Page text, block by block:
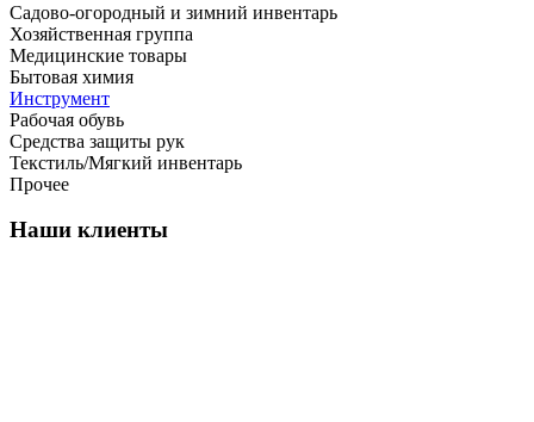
Садово-огородный и зимний инвентарь
Хозяйственная группа
Медицинские товары
Бытовая химия
Инструмент
Рабочая обувь
Средства защиты рук
Текстиль/Мягкий инвентарь
Прочее
Наши клиенты